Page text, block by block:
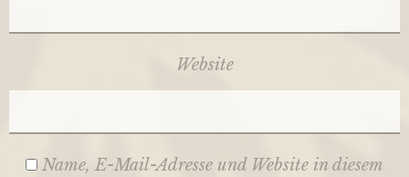
Website
Name, E-Mail-Adresse und Website in diesem